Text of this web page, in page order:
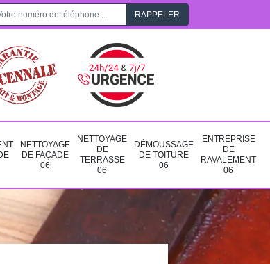
NETTOYAGE
DE FAÇADE
06
NETTOYAGE
DE
TERRASSE
06
DÉMOUSSAGE
DE TOITURE
06
ENTREPRISE
DE
RAVALEMENT
06